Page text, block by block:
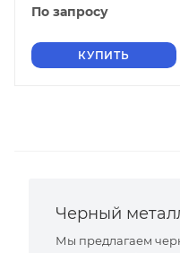
16980791-2013
По запросу
КУПИТЬ
Черный
Мы предлагаем